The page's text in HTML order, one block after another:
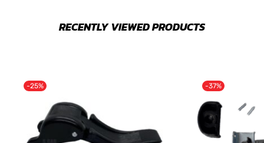
RECENTLY VIEWED PRODUCTS
-25% -37%